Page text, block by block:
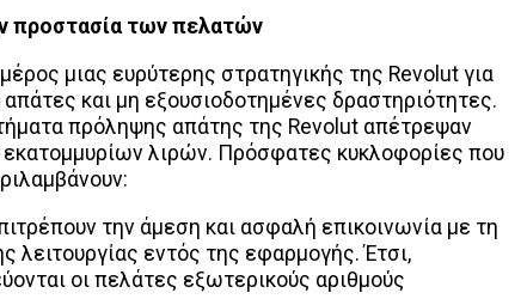
προστασία των πελατών
μιας ευρύτερης στρατηγικής της Revolut για
και μη εξουσιοδοτημένες δραστηριότητες.
πρόληψης απάτης της Revolut απέτρεψαν
λιρών. Πρόσφατες κυκλοφορίες που
την άμεση και ασφαλή επικοινωνία με τη
εντός της εφαρμογής. Έτσι,
οι πελάτες εξωτερικούς αριθμούς